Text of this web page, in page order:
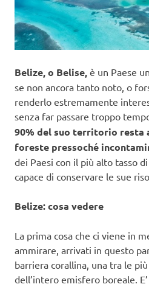
Belize, o Belise, è un Paese
se non ancora tanto noto, o
renderlo estremamente
senza far passare troppo
90% del suo territorio resta
foreste pressoché
dei Paesi con il più alto tasso
capace di conservare le sue
Belize: cosa vedere
La prima cosa che ci viene in
ammirare, arrivati in questo
barriera corallina, una tra le
dell’intero emisfero boreale.